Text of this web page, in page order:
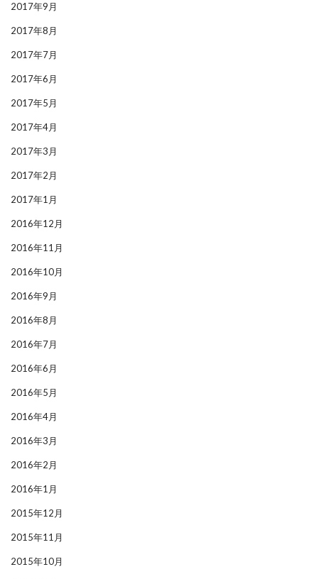
2017年9月
2017年8月
2017年7月
2017年6月
2017年5月
2017年4月
2017年3月
2017年2月
2017年1月
2016年12月
2016年11月
2016年10月
2016年9月
2016年8月
2016年7月
2016年6月
2016年5月
2016年4月
2016年3月
2016年2月
2016年1月
2015年12月
2015年11月
2015年10月